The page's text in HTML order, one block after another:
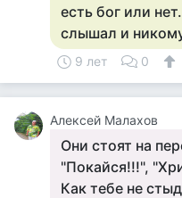
есть бог или
слышал и
9 лет 0
Алексей Малахов
Они стоят на
"Покайся!!!",
Как тебе не